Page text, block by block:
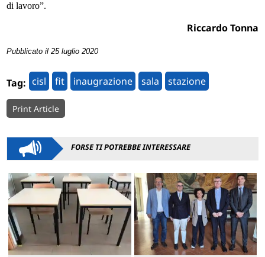
di lavoro”.
Riccardo Tonna
Pubblicato il 25 luglio 2020
Tag: cisl fit inaugrazione sala stazione
Print Article
FORSE TI POTREBBE INTERESSARE